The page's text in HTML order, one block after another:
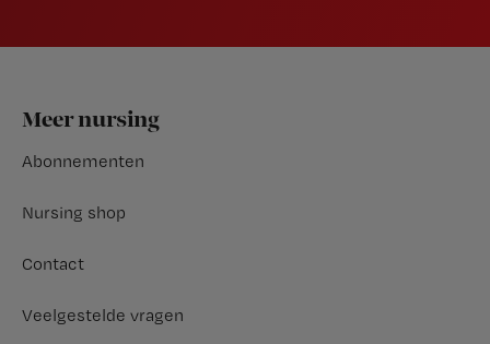
Footer
Meer nursing
Abonnementen
Nursing shop
Contact
Veelgestelde vragen